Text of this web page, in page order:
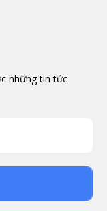
những tin tức